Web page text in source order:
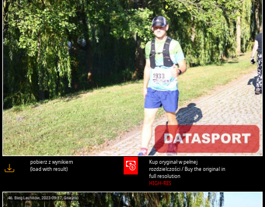
pobierz z wynikiem
(load with result)
Kup oryginał w pełnej
rozdzielczości / Buy the original in
full resolution
HIGH-RES